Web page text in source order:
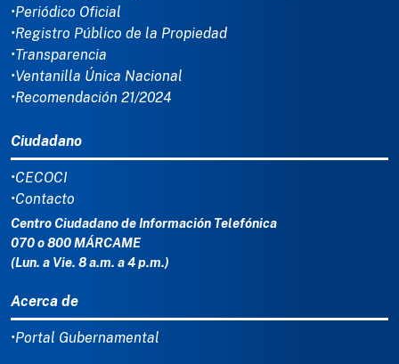
•Periódico Oficial
•Registro Público de la Propiedad
•Transparencia
•Ventanilla Única Nacional
•Recomendación 21/2024
Ciudadano
•CECOCI
•Contacto
Centro Ciudadano de Información Telefónica
070 o 800 MÁRCAME
(Lun. a Vie. 8 a.m. a 4 p.m.)
Acerca de
•Portal Gubernamental